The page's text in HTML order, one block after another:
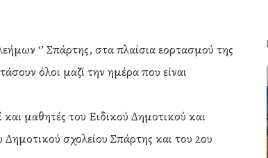
‘’ Σπάρτης, στα πλαίσια εορτασμού της
όλοι μαζί την ημέρα που είναι
μαθητές του Ειδικού Δημοτικού και
σχολείου Σπάρτης και του 2ου